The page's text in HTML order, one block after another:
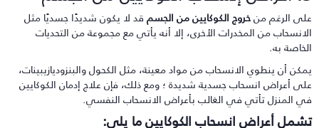
الرغم منخروج الكوكايين من الجسمقد لا يكون شديدًا جسديًا مثل
من المخدرات الأخرى، إلا أنه يأتي مع مجموعة من التحديات
به.
أن ينطوي الانسحاب من مواد معينة، مثل الكحول والبنزوديازيبينات،
أعراض انسحاب جسدية شديدة ؛ ومع ذلك، فإن علاج إدمان الكوكايين
المنزل تأتي في الغالب بأعراض الانسحاب النفسي.
أعراض انسحاب الكوكايين ما يلي: